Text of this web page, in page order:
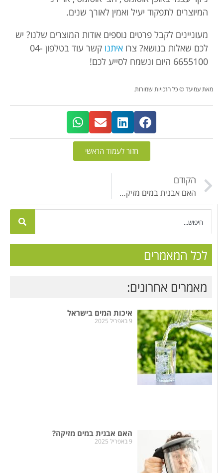
המיוצרים לתפקוד יעיל ואמין לאורך שנים.
מעוניינים לקבל פרטים נוספים אודות המוצרים שלנו? יש
לכם שאלות בנושא? צרו איתנו
קשר עוד בטלפון 04-
6655100 היום ונשמח לסייע לכם!
מאת עמיעד © כל הזכויות שמורות.
חזור לעמוד הראשי
הקודם
האם אבנית במים מזיקה?
לכל המאמרים
מאמרים אחרונים:
איכות המים בישראל
9 באפריל 2025
האם אבנית במים מזיקה?
9 באפריל 2025